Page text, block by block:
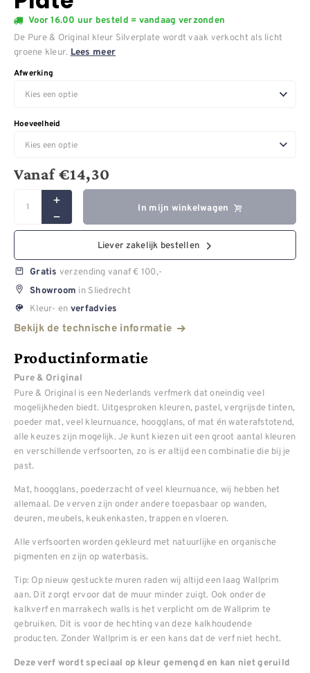
Voor 16.00 uur besteld = vandaag verzonden
De Pure & Original kleur Silverplate wordt vaak verkocht als licht
groene kleur. Lees meer
Afwerking
Hoeveelheid
Vanaf€14,30
In mijn winkelwagen
Liever zakelijk bestellen
Gratis verzending vanaf € 100,-
Showroom in Sliedrecht
Kleur- en verfadvies
Bekijk de technische informatie
Productinformatie
Pure & Original
Pure & Original is een Nederlands verfmerk dat oneindig veel
mogelijkheden biedt. Uitgesproken kleuren, pastel, vergrijsde tinten,
poeder mat, veel kleurnuance, hoogglans, of mat én waterafstotend,
alle keuzes zijn mogelijk. Je kunt kiezen uit een groot aantal kleuren
en verschillende verfsoorten, zo is er altijd een combinatie die bij je
past.
Mat, hoogglans, poederzacht of veel kleurnuance, wij hebben het
allemaal. De verven zijn onder andere toepasbaar op wanden,
deuren, meubels, keukenkasten, trappen en vloeren.
Alle verfsoorten worden gekleurd met natuurlijke en organische
pigmenten en zijn op waterbasis.
Tip: Op nieuw gestuckte muren raden wij altijd een laag Wallprim
aan. Dit zorgt ervoor dat de muur minder zuigt. Ook onder de
kalkverf en marrakech walls is het verplicht om de Wallprim te
gebruiken. Dit is voor de hechting van deze kalkhoudende
producten. Zonder Wallprim is er een kans dat de verf niet hecht.
Deze verf wordt speciaal op kleur gemengd en kan niet geruild